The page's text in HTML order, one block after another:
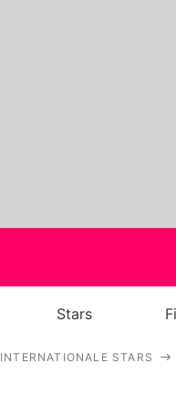
Stars
INTERNATIONALE STARS